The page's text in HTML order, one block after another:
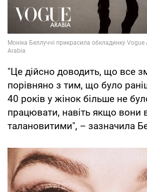
"Це дійсно доводить, що все
порівняно з тим, що було
40 років у жінок більше не
працювати, навіть якщо вони
талановитими", – зазначила